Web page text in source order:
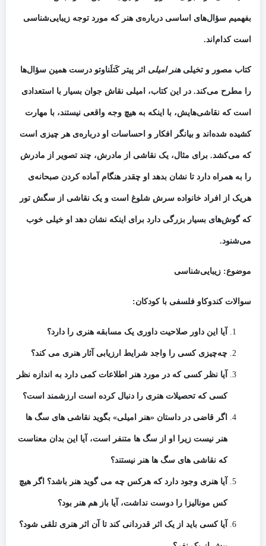
بفهمیم سؤال‌های اساسی درباره‌ی هنر که مورد توجه زیبایی‌شناسی
است کدام‌اند.
کتاب مصور و تخیلیهنر امیلی اثر پیتر کَتلَن­اوتو درست همین سؤال‌ها
را مطرح می‌کند. در این کتاب، امیلی نقاش جوان بسیار با استعدادی
است که نقاشی‌هایش، با اینکه به هیچ وجه واقعی نیستند، با مهارت
کشیده شده‌اند و بیانگر افکار و احساسات او درباره‌ی هر چیزی است
که می‌کشد. برای مثال، یک نقاشی از مادرش، چند تصویر از مادرش
را به همراه دارد تا نشان بدهد او چقدر هنگام آماده کردن صبحانه‌ی
هریک از افراد خانواده سرش شلوغ است و یک نقاشی از سگش تور
که گوش‌های بسیار بزرگی دارد برای اینکه نشان دهد او خیلی خوب
می‌شنود.
موضوع: زیبایی‌شناسی
سوالات کندوکاو فلسفی با کودکان:
آیا این داور صلاحیت داوری یک مسابقه هنری را دارد؟
چه‌چیزی کسی را واجد شرایط ارزیابی آثار هنری می کند؟
آیا نظر کسی که در مورد هنر اطلاعات کمی دارد به اندازه نظر
کسی که تحصیلات هنری را دنبال کرده است ارزشمند است؟
اگر قاضی در داستان «هنر امیلی» بگوید نقاشی های سگ ها
هنر نیست زیرا او از سگ ها متنفر است، آیا این بدان معناست
که نقاشی های سگ ها هنر نیستند؟
آیا هنری وجود دارد که هرکس چه می گوید هنر باشد؟ اگر هیچ
کس مونالیزا را دوست نداشت، آیا باز هم هنر بود؟
آیا کسی باید از یک اثر قدردانی کند تا آن اثر هنری تلقی شود؟